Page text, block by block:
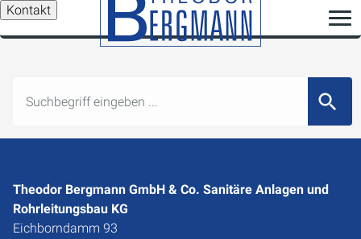
Kontakt
Theodor Bergmann GmbH & Co. Sanitäre Anlagen und
Rohrleitungsbau KG
Eichborndamm 93